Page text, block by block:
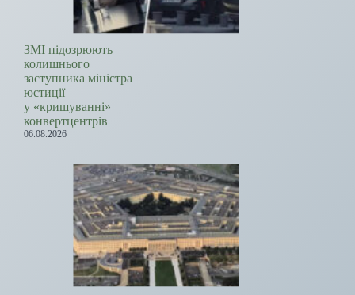
ЗМІ підозрюють
колишнього
заступника міністра
юстиції
у «кришуванні»
конвертцентрів
06.08.2026